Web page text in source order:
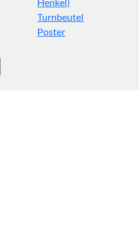
Turnbeutel
Poster